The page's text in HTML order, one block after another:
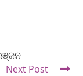
Next Post